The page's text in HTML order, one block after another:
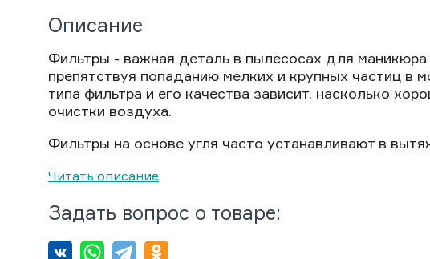
Описание
Фильтры - важная деталь в пылесосах для
препятствуя попаданию мелких и крупных частиц в
типа фильтра и его качества зависит, насколько
очистки воздуха.
Фильтры на основе угля часто устанавливают в
Читать описание
Задать вопрос о товаре: